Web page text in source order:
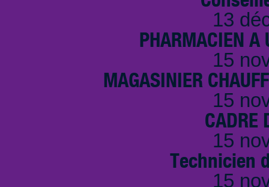
13
PHARMACIEN A
15
MAGASINIER
15
CADRE
15
Technicien
15